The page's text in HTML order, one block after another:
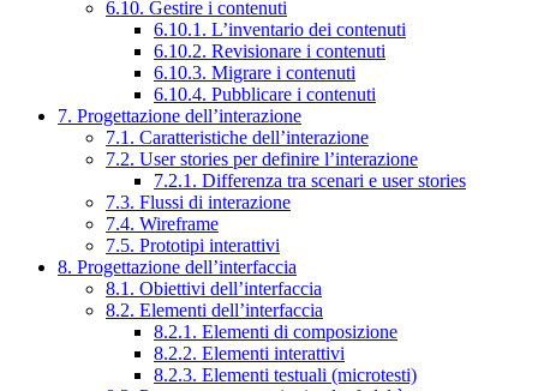
6.10. Gestire i contenuti
6.10.1. L’inventario dei contenuti
6.10.2. Revisionare i contenuti
6.10.3. Migrare i contenuti
6.10.4. Pubblicare i contenuti
7. Progettazione dell’interazione
7.1. Caratteristiche dell’interazione
7.2. User stories per definire l’interazione
7.2.1. Differenza tra scenari e user stories
7.3. Flussi di interazione
7.4. Wireframe
7.5. Prototipi interattivi
8. Progettazione dell’interfaccia
8.1. Obiettivi dell’interfaccia
8.2. Elementi dell’interfaccia
8.2.1. Elementi di composizione
8.2.2. Elementi interattivi
8.2.3. Elementi testuali (microtesti)